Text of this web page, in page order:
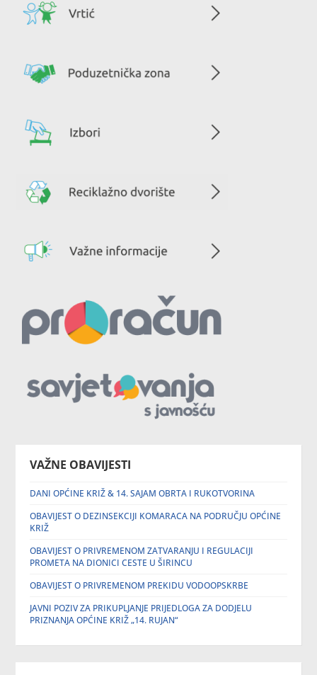
VAŽNE OBAVIJESTI
DANI OPĆINE KRIŽ & 14. SAJAM OBRTA I RUKOTVORINA
OBAVIJEST O DEZINSEKCIJI KOMARACA NA PODRUČJU OPĆINE
KRIŽ
OBAVIJEST O PRIVREMENOM ZATVARANJU I REGULACIJI
PROMETA NA DIONICI CESTE U ŠIRINCU
OBAVIJEST O PRIVREMENOM PREKIDU VODOOPSKRBE
JAVNI POZIV ZA PRIKUPLJANJE PRIJEDLOGA ZA DODJELU
PRIZNANJA OPĆINE KRIŽ „14. RUJAN“